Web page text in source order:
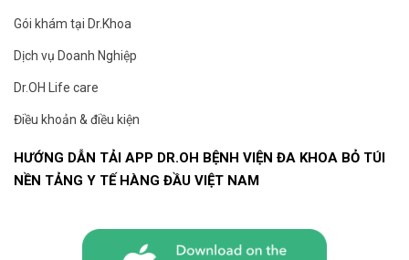
Gói khám tại Dr.Khoa
Dịch vụ Doanh Nghiệp
Dr.OH Life care
Điều khoản & điều kiện
HƯỚNG DẪN TẢI APP DR.OH BỆNH VIỆN ĐA KHOA BỎ TÚI
NỀN TẢNG Y TẾ HÀNG ĐẦU VIỆT NAM